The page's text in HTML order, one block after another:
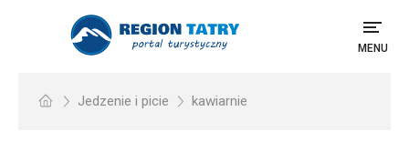
MENU
Jedzenie i picie kawiarnie